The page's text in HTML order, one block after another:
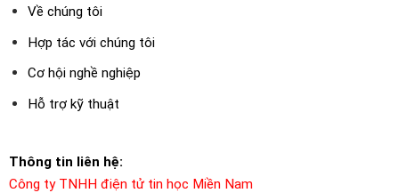
Về chúng tôi
Hợp tác với chúng tôi
Cơ hội nghề nghiệp
Hỗ trợ kỹ thuật
Thông tin liên hệ:
Công ty TNHH điện tử tin học Miền Nam